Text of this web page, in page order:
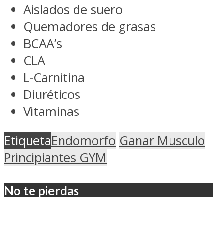
Aislados de suero
Quemadores de grasas
BCAA’s
CLA
L-Carnitina
Diuréticos
Vitaminas
EtiquetaEndomorfo Ganar Musculo
Principiantes GYM
No te pierdas